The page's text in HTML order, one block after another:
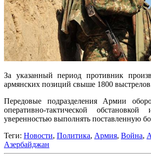
За указанный период противник
армянских позиций свыше 1800
Передовые подразделения Армии
оперативно-тактической
уверенностью выполнять поставленную
Теги: Новости, Политика, Армия, Война,
Азербайджан